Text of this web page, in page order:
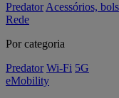
Predator Acessórios,
Rede
Por categoria
Predator Wi-Fi 5G
eMobility